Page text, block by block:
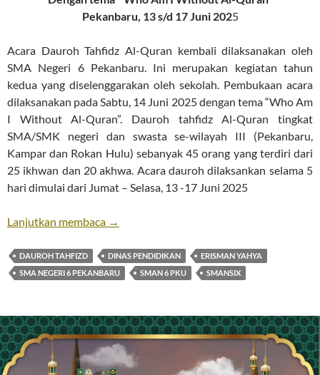
Pekanbaru, 13 s/d 17 Juni 2025
Acara Dauroh Tahfidz Al-Quran kembali dilaksanakan oleh
SMA Negeri 6 Pekanbaru. Ini merupakan kegiatan tahun
kedua yang diselenggarakan oleh sekolah. Pembukaan acara
dilaksanakan pada Sabtu, 14 Juni 2025 dengan tema “Who Am
I Without Al-Quran”. Dauroh tahfidz Al-Quran tingkat
SMA/SMK negeri dan swasta se-wilayah III (Pekanbaru,
Kampar dan Rokan Hulu) sebanyak 45 orang yang terdiri dari
25 ikhwan dan 20 akhwa. Acara dauroh dilaksankan selama 5
hari dimulai dari Jumat – Selasa, 13 -17 Juni 2025
Lanjutkan membaca Dauroh Tahfiz Al-Quran Ke-2
→
DAUROH TAHFIZD DINAS PENDIDIKAN
ERISMAN YAHYA
SMA NEGERI 6 PEKANBARU
SMAN 6 PKU SMANSIX